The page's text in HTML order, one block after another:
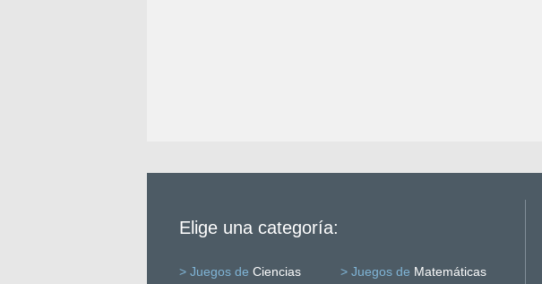
Elige una categoría:
> Juegos de Ciencias > Juegos de Matemáticas